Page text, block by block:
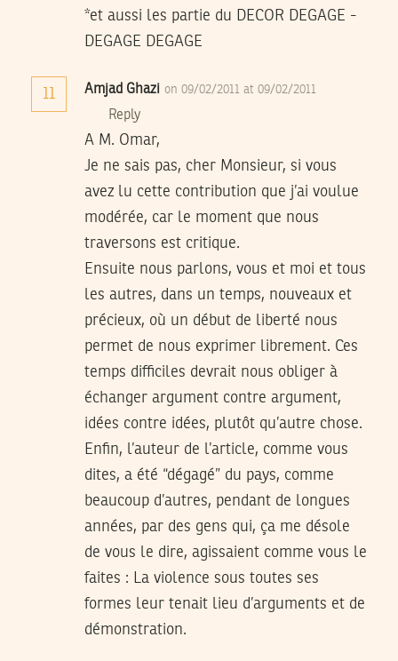
*et aussi les partie du DECOR DEGAGE -
DEGAGE DEGAGE
11 Amjad Ghazi on 09/02/2011 at 09/02/2011
Reply
A M. Omar,
Je ne sais pas, cher Monsieur, si vous
avez lu cette contribution que j’ai voulue
modérée, car le moment que nous
traversons est critique.
Ensuite nous parlons, vous et moi et tous
les autres, dans un temps, nouveaux et
précieux, où un début de liberté nous
permet de nous exprimer librement. Ces
temps difficiles devrait nous obliger à
échanger argument contre argument,
idées contre idées, plutôt qu’autre chose.
Enfin, l’auteur de l’article, comme vous
dites, a été “dégagé” du pays, comme
beaucoup d’autres, pendant de longues
années, par des gens qui, ça me désole
de vous le dire, agissaient comme vous le
faites : La violence sous toutes ses
formes leur tenait lieu d’arguments et de
démonstration.